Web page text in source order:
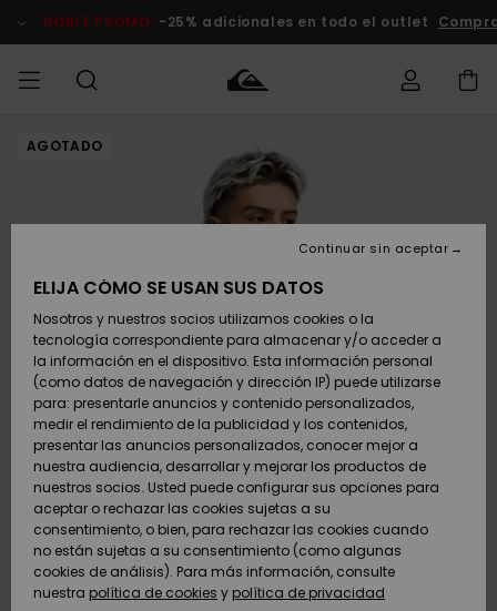
del
DOBLE PROMO -25% adicionales en todo el outlet
HOMBRE Ropa
Zapatos y
chanclas
Surf
Snow
Novedades
Ropa
Zapatos y
chanclas
Surf
Snow
Novedades
Shop
Destacados
Snow
SURF
Surf Shop
Hombre
Highlights
Comunidad
SNOW
Tienda
Snow
Hombre
Snow Niños
Tienda
Snow Mujer
Destacados
Comunidad
DOBLE
PROMO
Outlet
Hombre
Outlet
Mujer
AYUDA &
CONTACTO
pedido
Envio
Devoluciones
Pago
Tarjeta de
regalo
Quiksilver
Freedom
Protección de
datos
personales
AGOTADO
ELIJA CÓMO SE USAN SUS DATOS
Nosotros y nuestros socios utilizamos cookies o la
tecnología correspondiente para almacenar y/o acceder a
la información en el dispositivo. Esta información personal
(como datos de navegación y dirección IP) puede utilizarse
para: presentarle anuncios y contenido personalizados,
medir el rendimiento de la publicidad y los contenidos,
presentar las anuncios personalizados, conocer mejor a
nuestra audiencia, desarrollar y mejorar los productos de
nuestros socios. Usted puede configurar sus opciones para
aceptar o rechazar las cookies sujetas a su
consentimiento, o bien, para rechazar las cookies cuando
no están sujetas a su consentimiento (como algunas
cookies de análisis). Para más información, consulte
nuestra política de cookies y política de privacidad
Continuar sin aceptar